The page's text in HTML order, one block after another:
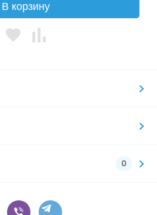
В корзину